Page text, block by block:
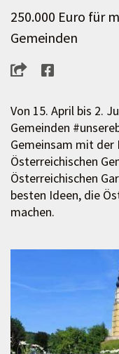
250.000 Euro für
Gemeinden
Von 15. April bis 2.
Gemeinden
Gemeinsam mit
Österreichischen
Österreichischen
besten Ideen, die
machen.